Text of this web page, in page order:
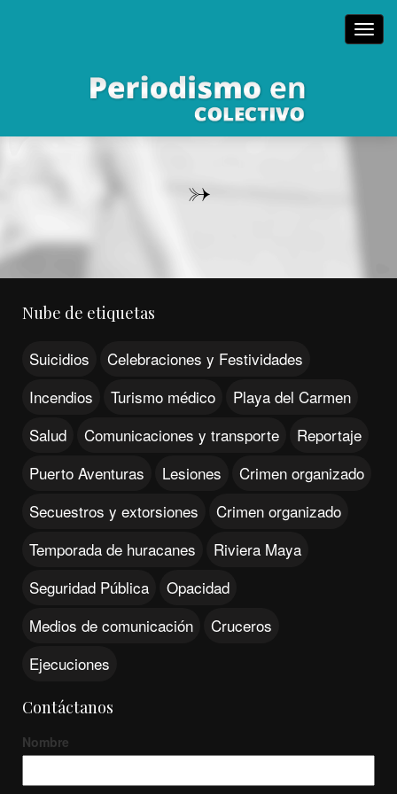
->
Nube de etiquetas
Suicidios
Celebraciones y Festividades
Incendios
Turismo médico
Playa del Carmen
Salud
Comunicaciones y transporte
Reportaje
Puerto Aventuras
Lesiones
Crimen organizado
Secuestros y extorsiones
Crimen organizado
Temporada de huracanes
Riviera Maya
Seguridad Pública
Opacidad
Medios de comunicación
Cruceros
Ejecuciones
Contáctanos
Nombre